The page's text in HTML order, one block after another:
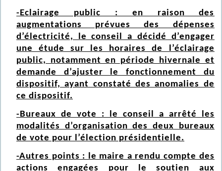
-Eclairage public : en raison des
augmentations prévues des dépenses
d’électricité, le conseil a décidé d’engager
une étude sur les horaires de l’éclairage
public, notamment en période hivernale et
demande d’ajuster le fonctionnement du
dispositif, ayant constaté des anomalies de
ce dispositif.
-Bureaux de vote : le conseil a arrêté les
modalités d’organisation des deux bureaux
de vote pour l’élection présidentielle.
-Autres points : le maire a rendu compte des
actions engagées pour le soutien aux